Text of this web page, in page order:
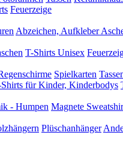
Feuerzeige
Abzeichen, Aufkleber
T-Shirts Unisex
Spielkarten
für Kinder, Kinderbodys
- Humpen Magnete
Plüschanhänger